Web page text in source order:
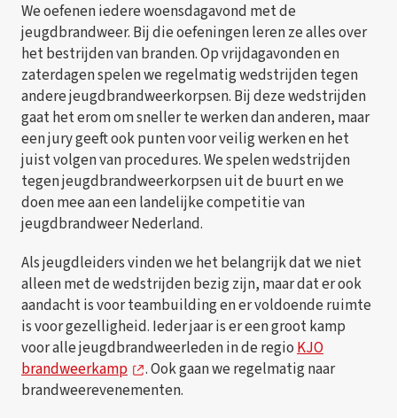
We oefenen iedere woensdagavond met de
jeugdbrandweer. Bij die oefeningen leren ze alles over
het bestrijden van branden. Op vrijdagavonden en
zaterdagen spelen we regelmatig wedstrijden tegen
andere jeugdbrandweerkorpsen. Bij deze wedstrijden
gaat het erom om sneller te werken dan anderen, maar
een jury geeft ook punten voor veilig werken en het
juist volgen van procedures. We spelen wedstrijden
tegen jeugdbrandweerkorpsen uit de buurt en we
doen mee aan een landelijke competitie van
jeugdbrandweer Nederland.
Als jeugdleiders vinden we het belangrijk dat we niet
alleen met de wedstrijden bezig zijn, maar dat er ook
aandacht is voor teambuilding en er voldoende ruimte
is voor gezelligheid. Ieder jaar is er een groot kamp
voor alle jeugdbrandweerleden in de regioKJO
brandweerkamp
. Ook gaan we regelmatig naar
brandweerevenementen.